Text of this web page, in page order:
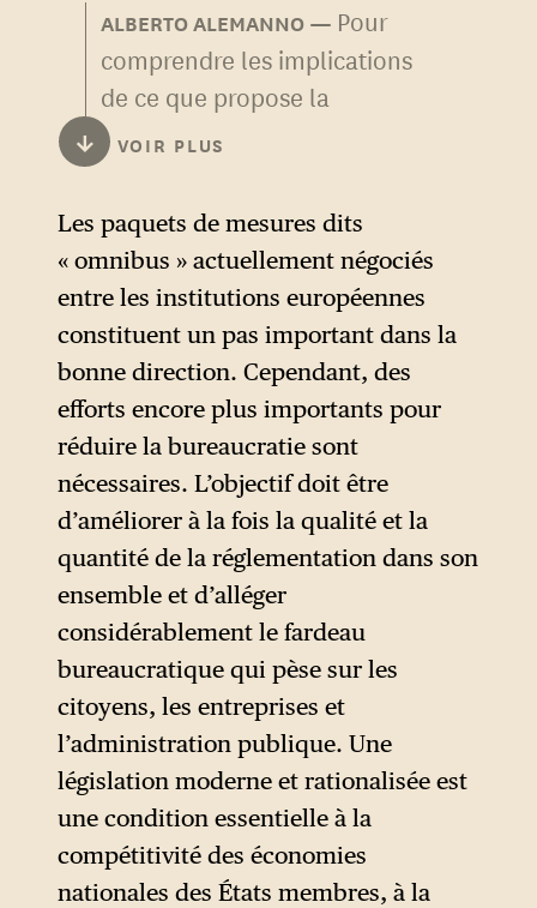
ALBERTO ALEMANNO
Pour
comprendre les implications
de ce que propose la
CDU/CSU, il faut distinguer la
simplification de la
dérégulation. La
simplification(réduire les
charges administratives,
éliminer les obligations de
déclaration redondantes,
rationaliser les procédures)
est un exercice légitime et
souvent nécessaire. Elle
améliore la qualité de la
réglementation sans en
diminuer l’ambition ni la
portée. Par contraste, la
dérégulation (ou
déréglementation
) affaiblit ou
supprime des règles de fond :
elle abaisse les normes, réduit
les obligations et restreint la
capacité de l’État à réguler le
comportement du marché.
↓ VOIR PLUS
Les paquets de mesures dits
« omnibus » actuellement négociés
entre les institutions européennes
constituent un pas important dans la
bonne direction. Cependant, des
efforts encore plus importants pour
réduire la bureaucratie sont
nécessaires. L’objectif doit être
d’améliorer à la fois la qualité et la
quantité de la réglementation dans son
ensemble et d’alléger
considérablement le fardeau
bureaucratique qui pèse sur les
citoyens, les entreprises et
l’administration publique. Une
législation moderne et rationalisée est
une condition essentielle à la
compétitivité des économies
nationales des États membres, à la